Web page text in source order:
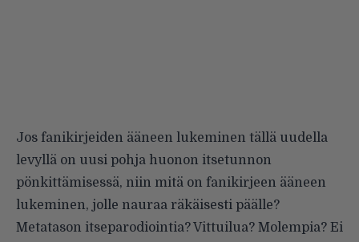
Jos fanikirjeiden ääneen lukeminen tällä uudella
levyllä on uusi pohja huonon itsetunnon
pönkittämisessä, niin mitä on fanikirjeen ääneen
lukeminen, jolle nauraa räkäisesti päälle?
Metatason itseparodiointia? Vittuilua? Molempia? Ei